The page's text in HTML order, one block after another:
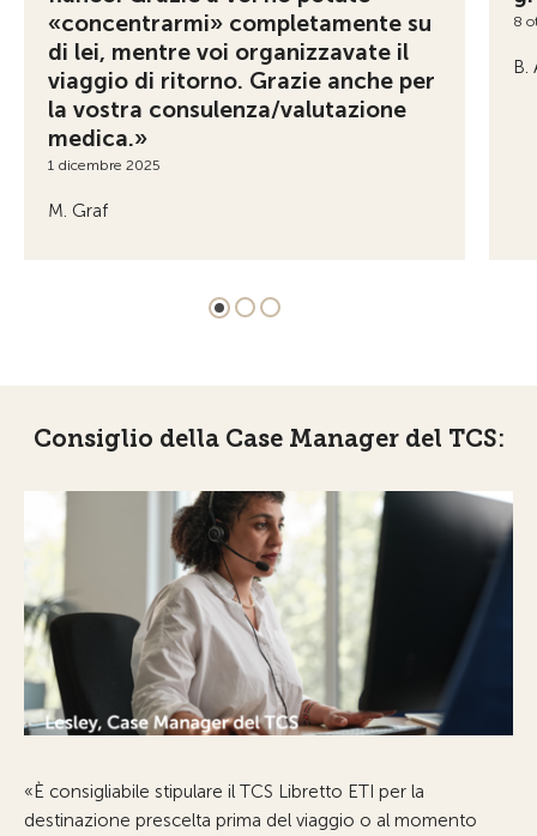
«concentrarmi» completamente su
di lei, mentre voi organizzavate il
viaggio di ritorno. Grazie anche per
la vostra consulenza/valutazione
medica.»
1 dicembre 2025
M. Graf
8
B.
Consiglio della Case Manager del TCS:
«È consigliabile stipulare il TCS Libretto ETI per la
destinazione prescelta prima del viaggio o al momento